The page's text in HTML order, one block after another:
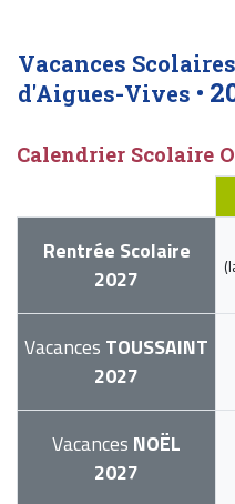
Vacances
d'Aigues-Vives •
Calendrier Scolaire
Rentrée Scolaire
2027
Vacances TOUSSAINT
2027
Vacances NOËL
2027